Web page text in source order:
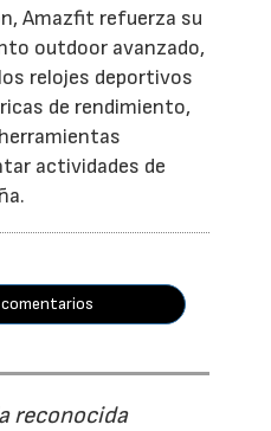
Amazfit refuerza su
outdoor avanzado,
relojes deportivos
de rendimiento,
actividades de
reconocida